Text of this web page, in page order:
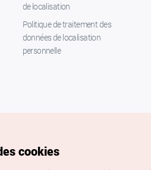
de localisation
Politique de traitement des
données de localisation
personnelle
cookies